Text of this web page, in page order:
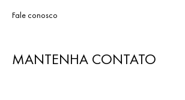
Fale conosco
MANTENHA CONTATO